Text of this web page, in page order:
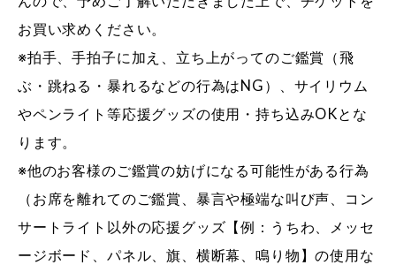
お買い求めください。
※拍手、手拍子に加え、立ち上がってのご鑑賞（飛
ぶ・跳ねる・暴れるなどの行為はNG）、サイリウム
やペンライト等応援グッズの使用・持ち込みOKとな
ります。
※他のお客様のご鑑賞の妨げになる可能性がある行為
（お席を離れてのご鑑賞、暴言や極端な叫び声、コン
サートライト以外の応援グッズ【例：うちわ、メッセ
ージボード、パネル、旗、横断幕、鳴り物】の使用な